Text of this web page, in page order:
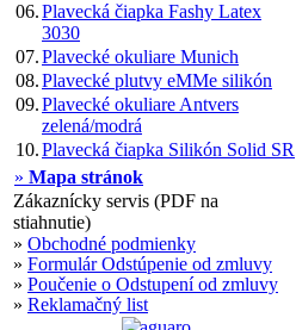
06.Plavecká čiapka Fashy Latex
3030
07.Plavecké okuliare Munich
08.Plavecké plutvy eMMe silikón
09.Plavecké okuliare Antvers
zelená/modrá
10.Plavecká čiapka Silikón Solid SR
» Mapa stránok
Zákaznícky servis (PDF na
stiahnutie)
» Obchodné podmienky
» Formulár Odstúpenie od zmluvy
» Poučenie o Odstupení od zmluvy
» Reklamačný list